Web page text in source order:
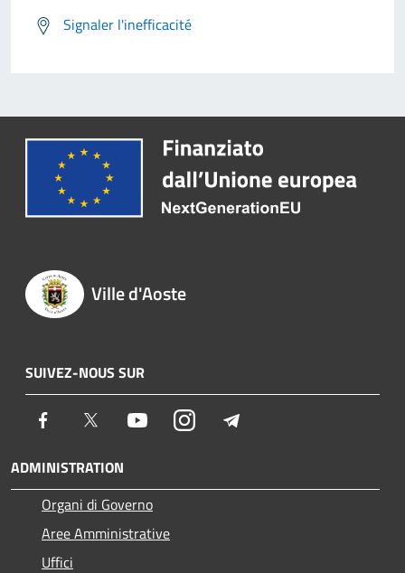
Signaler l'inefficacité
Ville d'Aoste
SUIVEZ-NOUS SUR
Facebook Twitter YoutubeInstagram
ADMINISTRATION
Organi di Governo
Aree Amministrative
Uffici